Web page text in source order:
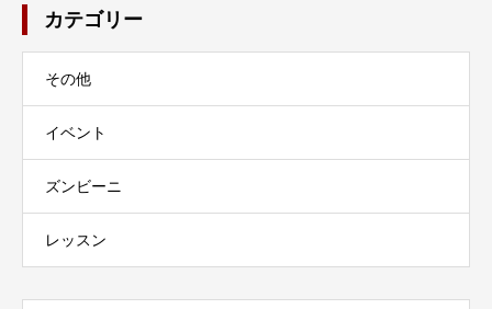
カテゴリー
その他
イベント
ズンビーニ
レッスン